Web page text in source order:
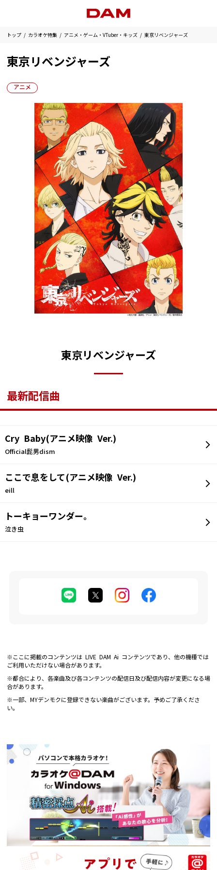
トップ カラオケ特集 アニメ・ゲーム・VTuber・キッズ 東京リベンジャーズ
東京リベンジャーズ
アニメ
東京リベンジャーズ
最新配信曲
Cry Baby(アニメ映像 Ver.)
Official髭男dism
ここで息をして(アニメ映像 Ver.)
eill
トーキョーワンダー。
泣き虫
※ここに掲載のコンテンツは LIVE DAM Ai コンテンツであり、他の機種では
ご利用いただけない場合があります。
※都合により、各楽曲及び各コンテンツの配信日及び配信内容が変更になる場
合があります。
※一部、MYデンモクに登録できない楽曲がございます。予めご了承くださ
い。